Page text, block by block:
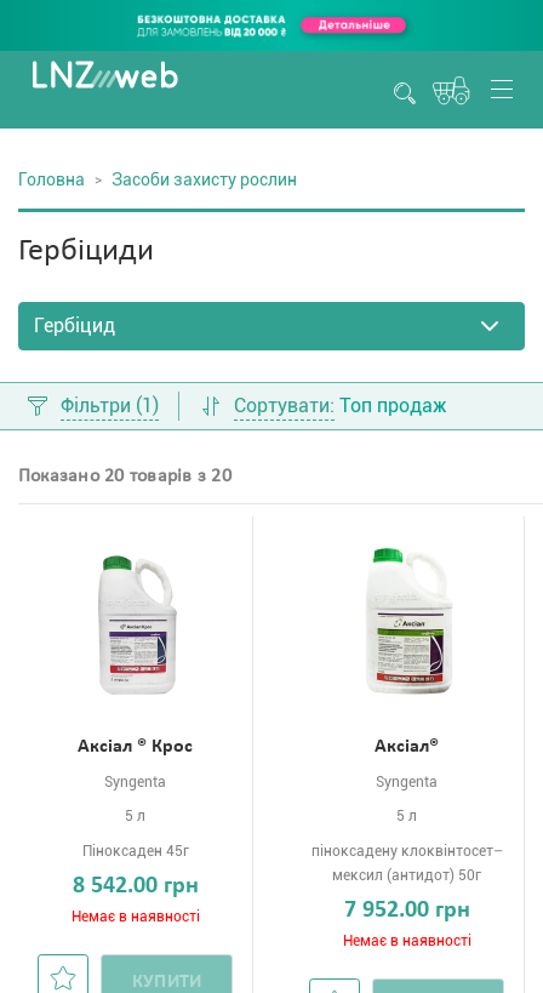
Головна Засоби захисту рослин
Гербіциди
Фільтри (1) Сортувати: Топ продаж
Показано 20 товарів з 20
Аксіал ® Крос
Syngenta
5 л
Піноксаден 45г
8 542.00 грн
Немає в наявності
КУПИТИ
Аксіал®
Syngenta
5 л
піноксадену клоквінтосет–
мексил (антидот) 50г
7 952.00 грн
Немає в наявності